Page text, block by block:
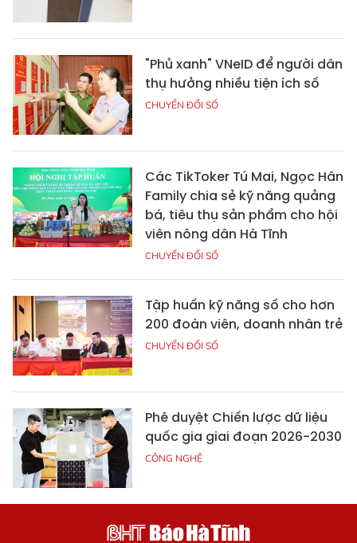
"Phủ xanh" VNeID để người dân
thụ hưởng nhiều tiện ích số
CHUYỂN ĐỔI SỐ
Các TikToker Tú Mai, Ngọc Hân
Family chia sẻ kỹ năng quảng
bá, tiêu thụ sản phẩm cho hội
viên nông dân Hà Tĩnh
CHUYỂN ĐỔI SỐ
Tập huấn kỹ năng số cho hơn
200 đoàn viên, doanh nhân trẻ
CHUYỂN ĐỔI SỐ
Phê duyệt Chiến lược dữ liệu
quốc gia giai đoạn 2026-2030
CÔNG NGHỆ